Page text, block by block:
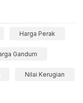
Harga Perak
Gandum
Nilai Kerugian